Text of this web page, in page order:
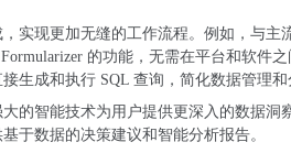
实现更加无缝的工作流程。例如，与主
的功能，无需在平台和软件
生成和执行 SQL 查询，简化数据管理和
的智能技术为用户提供更深入的数据洞
于数据的决策建议和智能分析报告。